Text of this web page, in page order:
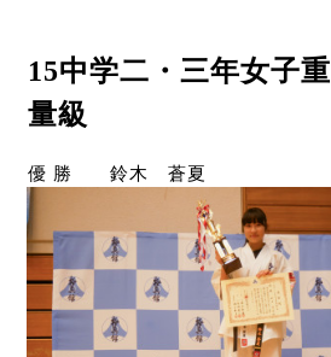
15中学二・三年女子重
量級
優 勝 鈴木 蒼夏